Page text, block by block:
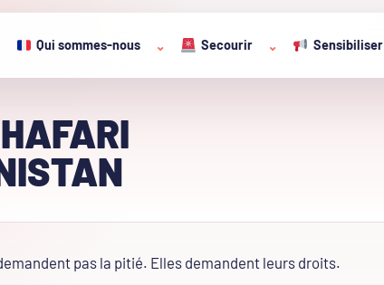
Qui sommes-nous ⌄ Secourir ⌄ Sensibiliser
pas la pitié. Elles demandent leurs droits.